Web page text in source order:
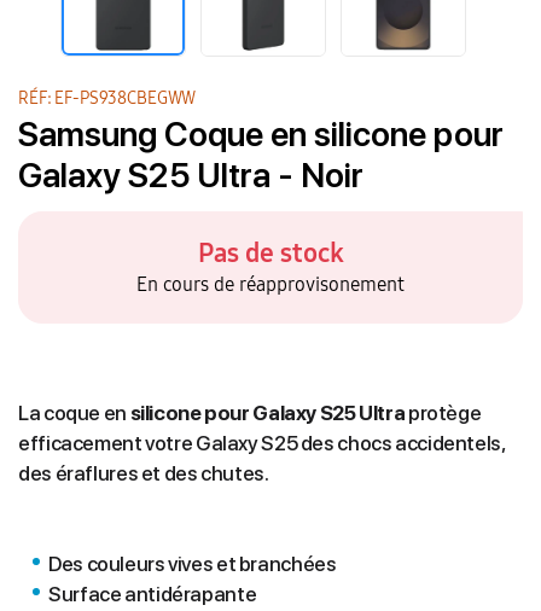
RÉF: EF-PS938CBEGWW
Samsung Coque en silicone pour
Galaxy S25 Ultra - Noir
Pas de stock
En cours de réapprovisonement
La coque en silicone pour Galaxy S25 Ultra protège
efficacement votre Galaxy S25 des chocs accidentels,
des éraflures et des chutes.
Des couleurs vives et branchées
Surface antidérapante